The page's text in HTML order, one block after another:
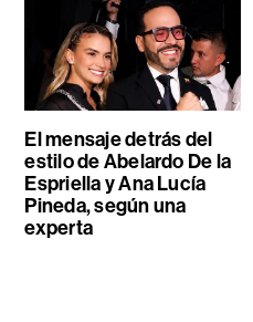
El mensaje detrás del
estilo de Abelardo De la
Espriella y Ana Lucía
Pineda, según una
experta